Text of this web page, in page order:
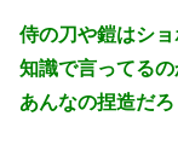
侍の刀や鎧はシ
知識で言ってるの
あんなの捏造だろ